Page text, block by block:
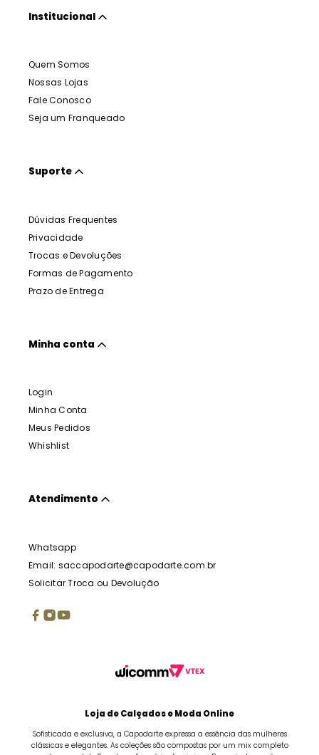
Institucional
Quem Somos
Nossas Lojas
Fale Conosco
Seja um Franqueado
Suporte
Dúvidas Frequentes
Privacidade
Trocas e Devoluções
Formas de Pagamento
Prazo de Entrega
Minha conta
Login
Minha Conta
Meus Pedidos
Whishlist
Atendimento
Whatsapp
Email: saccapodarte@capodarte.com.br
Solicitar Troca ou Devolução
Loja de Calçados e Moda Online
Sofisticada e exclusiva, a Capodarte expressa a essência das mulheres
clássicas e elegantes. As coleções são compostas por um mix completo